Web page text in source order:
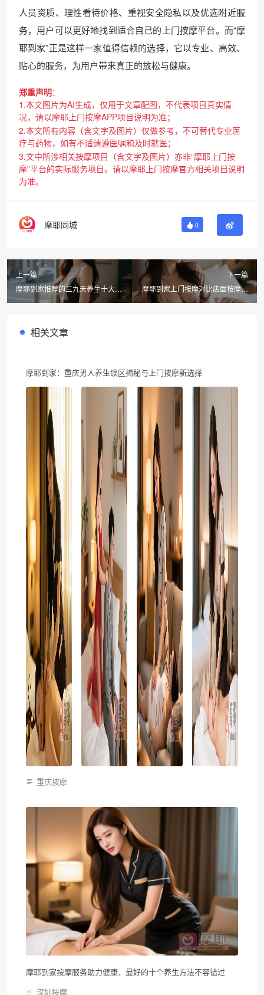
人员资质、理性看待价格、重视安全隐私以及优选附近服
务，用户可以更好地找到适合自己的上门按摩平台。而“摩
耶到家”正是这样一家值得信赖的选择，它以专业、高效、
贴心的服务，为用户带来真正的放松与健康。
郑重声明：
1.本文图片为AI生成，仅用于文章配图，不代表项目真实情
况，请以摩耶上门按摩APP项目说明为准；
2.本文所有内容（含文字及图片）仅做参考，不可替代专业医
疗与药物，如有不适请遵医嘱和及时就医；
3.文中所涉相关按摩项目（含文字及图片）亦非“摩耶上门按
摩”平台的实际服务项目。请以摩耶上门按摩官方相关项目说明
为准。
摩耶同城 0
上一篇
摩耶到家推荐的三九天养生十大妙
招，健康过冬不感冒
下一篇
摩耶到家上门按摩对比店面按摩，
附近按摩更便捷的选择
相关文章
摩耶到家：重庆男人养生误区揭秘与上门按摩新选择
重庆按摩
摩耶到家按摩服务助力健康，最好的十个养生方法不容错过
深圳按摩